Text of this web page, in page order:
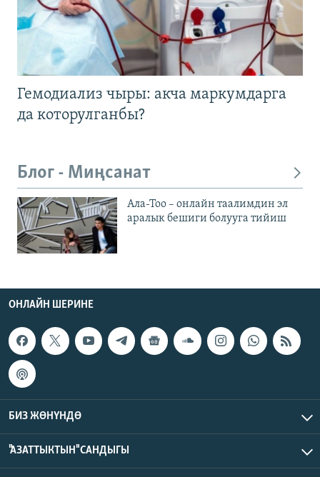
Гемодиализ чыры: акча маркумдарга
да которулганбы?
Блог - Миңсанат
Ала-Тоо – онлайн таалимдин эл
аралык бешиги болууга тийиш
ОНЛАЙН ШЕРИНЕ
БИЗ ЖӨНҮНДӨ
"АЗАТТЫКТЫН" САНДЫГЫ